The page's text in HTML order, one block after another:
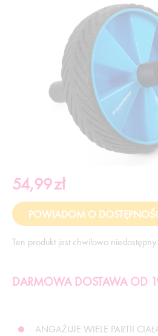
54,99zł
Ten produkt jest chwilowo niedostępny.
DARMOWA DOSTAWA OD
ANGAŻUJE WIELE PARTII